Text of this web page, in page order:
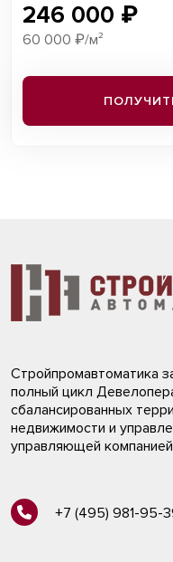
246 000 ₽
60 000 ₽/м²
Стройпромавтоматика
полный цикл
сбалансированных
недвижимости и
управляющей
+7 (495) 981-95-